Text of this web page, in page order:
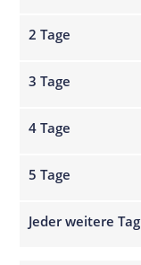
2 Tage
3 Tage
4 Tage
5 Tage
Jeder weitere Tag